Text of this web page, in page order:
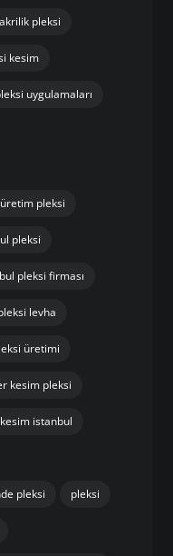
akrilik pleksi
kesim
uygulamaları
üretim pleksi
pleksi
pleksi firması
levha
üretimi
kesim pleksi
istanbul
pleksi pleksi